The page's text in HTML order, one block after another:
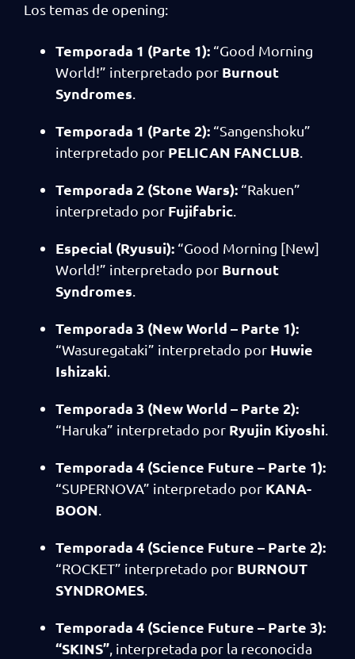
Los temas de opening:
Temporada 1 (Parte 1): “Good Morning
World!” interpretado por Burnout
Syndromes.
Temporada 1 (Parte 2): “Sangenshoku”
interpretado por PELICAN FANCLUB.
Temporada 2 (Stone Wars): “Rakuen”
interpretado por Fujifabric.
Especial (Ryusui): “Good Morning [New]
World!” interpretado por Burnout
Syndromes.
Temporada 3 (New World – Parte 1):
“Wasuregataki” interpretado por Huwie
Ishizaki.
Temporada 3 (New World – Parte 2):
“Haruka” interpretado por Ryujin Kiyoshi.
Temporada 4 (Science Future – Parte 1):
“SUPERNOVA” interpretado por KANA-
BOON.
Temporada 4 (Science Future – Parte 2):
“ROCKET” interpretado por BURNOUT
SYNDROMES.
Temporada 4 (Science Future – Parte 3):
“SKINS”, interpretada por la reconocida